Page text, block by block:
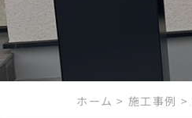
ホーム > 施工事例 >